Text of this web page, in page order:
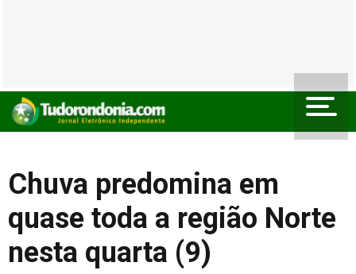
Chuva predomina em
quase toda a região Norte
nesta quarta (9)